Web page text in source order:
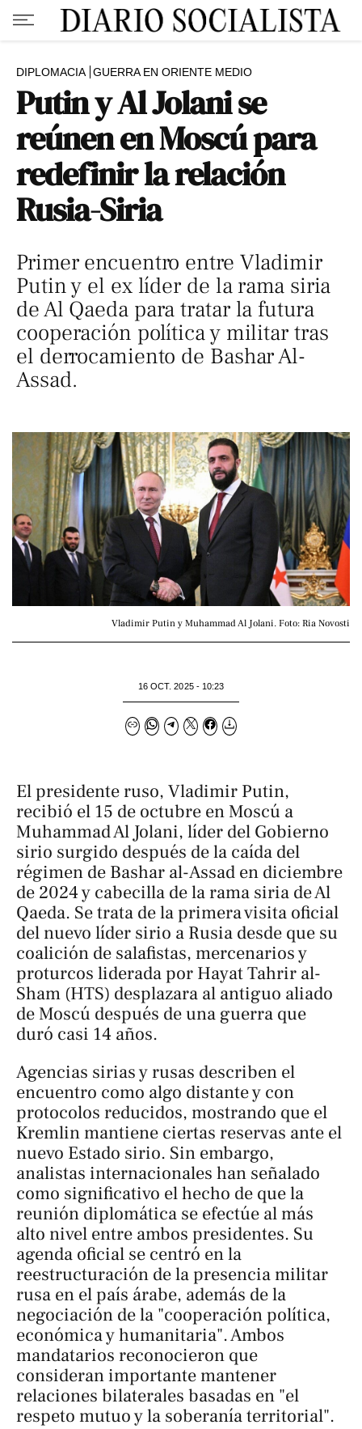
DIPLOMACIA GUERRA EN ORIENTE MEDIO
Putin y Al Jolani se
reúnen en Moscú para
redefinir la relación
Rusia-Siria
Primer encuentro entre Vladimir
Putin y el ex líder de la rama siria
de Al Qaeda para tratar la futura
cooperación política y militar tras
el derrocamiento de Bashar Al-
Assad.
Vladimir Putin y Muhammad Al Jolani. Foto: Ria Novosti
16 OCT. 2025 - 10:23
El presidente ruso, Vladimir Putin,
recibió el 15 de octubre en Moscú a
Muhammad Al Jolani, líder del Gobierno
sirio surgido después de la caída del
régimen de Bashar al-Assad en diciembre
de 2024 y cabecilla de la rama siria de Al
Qaeda. Se trata de la primera visita oficial
del nuevo líder sirio a Rusia desde que su
coalición de salafistas, mercenarios y
proturcos liderada por Hayat Tahrir al-
Sham (HTS) desplazara al antiguo aliado
de Moscú después de una guerra que
duró casi 14 años.
Agencias sirias y rusas describen el
encuentro como algo distante y con
protocolos reducidos, mostrando que el
Kremlin mantiene ciertas reservas ante el
nuevo Estado sirio. Sin embargo,
analistas internacionales han señalado
como significativo el hecho de que la
reunión diplomática se efectúe al más
alto nivel entre ambos presidentes. Su
agenda oficial se centró en la
reestructuración de la presencia militar
rusa en el país árabe, además de la
negociación de la "cooperación política,
económica y humanitaria". Ambos
mandatarios reconocieron que
consideran importante mantener
relaciones bilaterales basadas en "el
respeto mutuo y la soberanía territorial".